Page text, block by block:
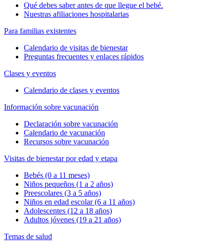
Qué debes saber antes de que llegue el bebé.
Nuestras afiliaciones hospitalarias
Para familias existentes
Calendario de visitas de bienestar
Preguntas frecuentes y enlaces rápidos
Clases y eventos
Calendario de clases y eventos
Información sobre vacunación
Declaración sobre vacunación
Calendario de vacunación
Recursos sobre vacunación
Visitas de bienestar por edad y etapa
Bebés (0 a 11 meses)
Niños pequeños (1 a 2 años)
Preescolares (3 a 5 años)
Niños en edad escolar (6 a 11 años)
Adolescentes (12 a 18 años)
Adultos jóvenes (19 a 21 años)
Temas de salud